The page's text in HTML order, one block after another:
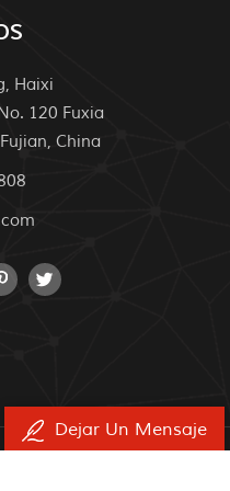
Haixi
120 Fuxia
China
Dejar Un Mensaje